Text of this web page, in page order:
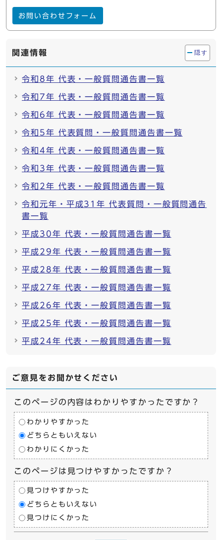
お問い合わせフォーム
関連情報 隠す
令和8年 代表・一般質問通告書一覧
令和7年 代表・一般質問通告書一覧
令和6年 代表・一般質問通告書一覧
令和5年 代表質問・一般質問通告書一覧
令和4年 代表・一般質問通告書一覧
令和3年 代表・一般質問通告書一覧
令和2年 代表・一般質問通告書一覧
令和元年・平成31年 代表質問・一般質問通告
書一覧
平成30年 代表・一般質問通告書一覧
平成29年 代表・一般質問通告書一覧
平成28年 代表・一般質問通告書一覧
平成27年 代表・一般質問通告書一覧
平成26年 代表・一般質問通告書一覧
平成25年 代表・一般質問通告書一覧
平成24年 代表・一般質問通告書一覧
ご意見をお聞かせください
このページの内容はわかりやすかったですか？
わかりやすかった
どちらともいえない
わかりにくかった
このページは見つけやすかったですか？
見つけやすかった
どちらともいえない
見つけにくかった